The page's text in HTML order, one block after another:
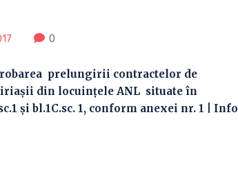
0
prelungirii contractelor de
din locuinţele ANL situate în
şi bl.1C.sc. 1, conform anexei nr. 1 | Info